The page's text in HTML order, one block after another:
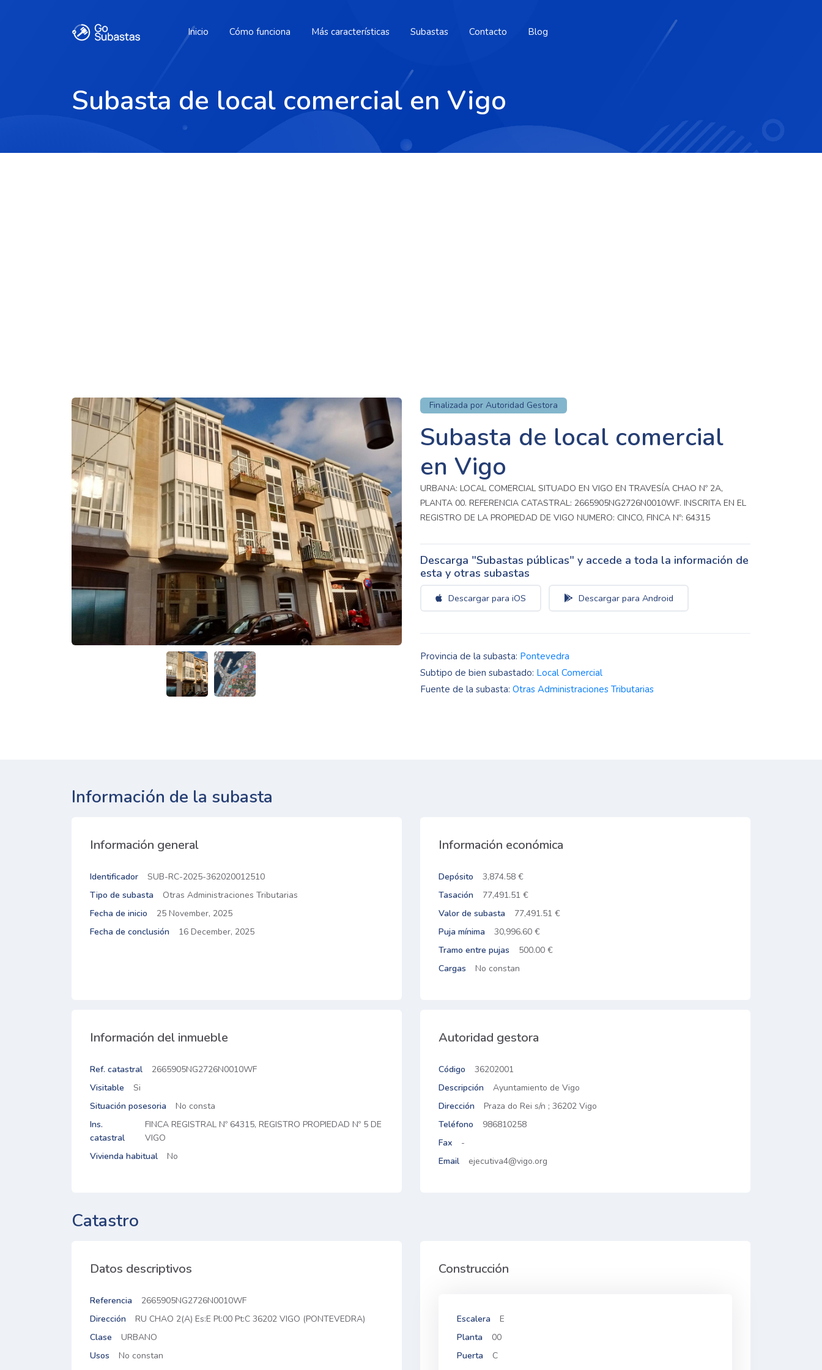
Inicio Cómo funciona Más características Subastas Contacto Blog
Subasta de local comercial en Vigo
Finalizada por Autoridad Gestora
Subasta de local comercial
en Vigo
URBANA: LOCAL COMERCIAL SITUADO EN VIGO EN TRAVESÍA CHAO Nº 2A,
PLANTA 00. REFERENCIA CATASTRAL: 2665905NG2726N0010WF. INSCRITA EN EL
REGISTRO DE LA PROPIEDAD DE VIGO NUMERO: CINCO, FINCA Nº: 64315
Descarga "Subastas públicas" y accede a toda la información de
esta y otras subastas
Descargar para iOS Descargar para Android
Provincia de la subasta: Pontevedra
Subtipo de bien subastado: Local Comercial
Fuente de la subasta: Otras Administraciones Tributarias
Información de la subasta
Información general
Identificador
SUB-RC-2025-362020012510
Tipo de subasta
Otras Administraciones Tributarias
Fecha de inicio
25 November, 2025
Fecha de conclusión
16 December, 2025
Información económica
Depósito
3,874.58 €
Tasación
77,491.51 €
Valor de subasta
77,491.51 €
Puja mínima
30,996.60 €
Tramo entre pujas
500.00 €
Cargas
No constan
Información del inmueble
Ref. catastral
2665905NG2726N0010WF
Visitable
Si
Situación posesoria
No consta
Ins.
catastral
FINCA REGISTRAL Nº 64315, REGISTRO PROPIEDAD Nº 5 DE
VIGO
Vivienda habitual
No
Autoridad gestora
Código
36202001
Descripción
Ayuntamiento de Vigo
Dirección
Praza do Rei s/n ; 36202 Vigo
Teléfono
986810258
Fax
-
Email
ejecutiva4@vigo.org
Catastro
Datos descriptivos
Referencia
2665905NG2726N0010WF
Dirección
RU CHAO 2(A) Es:E Pl:00 Pt:C 36202 VIGO (PONTEVEDRA)
Clase
URBANO
Usos
No constan
Construcción
Escalera
E
Planta
00
Puerta
C